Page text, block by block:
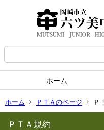
ホーム
ホーム ＰＴＡのページ Ｐ
ＰＴＡ規約